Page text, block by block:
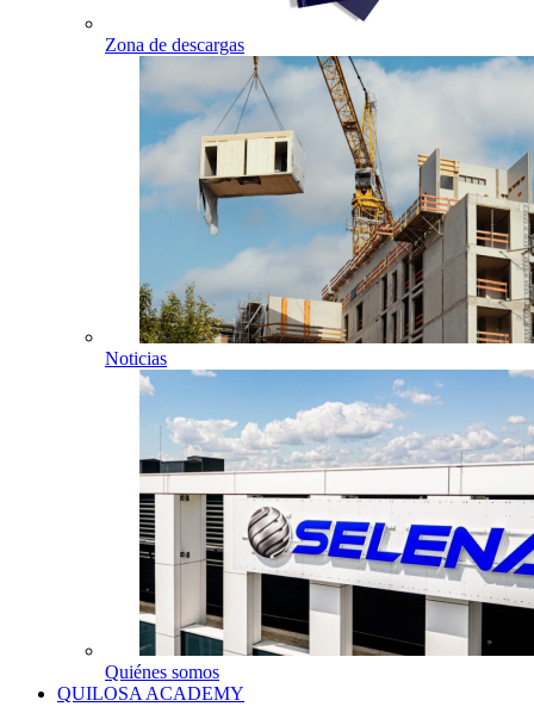
Zona de descargas
Noticias
Quiénes somos
QUILOSA ACADEMY